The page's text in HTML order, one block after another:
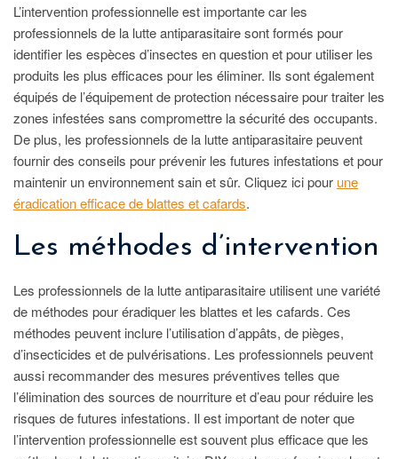
L’intervention professionnelle est importante car les
professionnels de la lutte antiparasitaire sont formés pour
identifier les espèces d’insectes en question et pour utiliser les
produits les plus efficaces pour les éliminer. Ils sont également
équipés de l’équipement de protection nécessaire pour traiter les
zones infestées sans compromettre la sécurité des occupants.
De plus, les professionnels de la lutte antiparasitaire peuvent
fournir des conseils pour prévenir les futures infestations et pour
maintenir un environnement sain et sûr. Cliquez ici pour une
éradication efficace de blattes et cafards.
Les méthodes d’intervention
Les professionnels de la lutte antiparasitaire utilisent une variété
de méthodes pour éradiquer les blattes et les cafards. Ces
méthodes peuvent inclure l’utilisation d’appâts, de pièges,
d’insecticides et de pulvérisations. Les professionnels peuvent
aussi recommander des mesures préventives telles que
l’élimination des sources de nourriture et d’eau pour réduire les
risques de futures infestations. Il est important de noter que
l’intervention professionnelle est souvent plus efficace que les